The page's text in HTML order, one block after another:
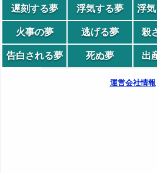
遅刻する夢 浮気する夢 浮
火事の夢 逃げる夢 殺
告白される夢 死ぬ夢 出
運営会社情報